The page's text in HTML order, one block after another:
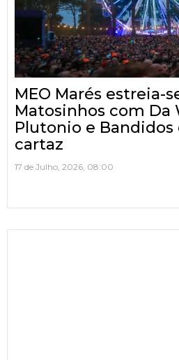
MEO Marés estreia-
Matosinhos com Da
Plutonio e Bandidos
cartaz
17 de Julho, 2026, 08:00